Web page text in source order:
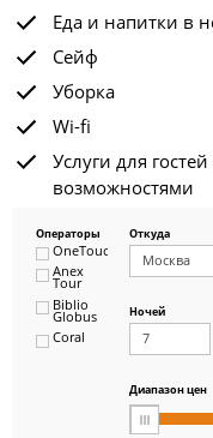
Еда и напитки в
Сейф
Уборка
Wi-fi
Услуги для
возможностями
Операторы
OneTouch&Travel
Anex
Tour
Biblio
Globus
Coral
Откуда
Ночей
Диапазон цен